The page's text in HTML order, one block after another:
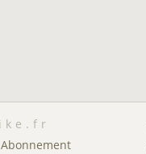
Abonnement